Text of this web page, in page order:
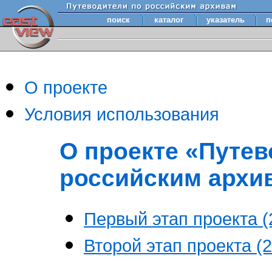
поиск каталог указатель
О проекте
Условия использования
О проекте
российским
Первый этап проекта
Второй этап проекта